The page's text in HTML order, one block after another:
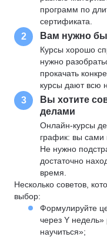
программ по
сертификата.
2 Вам нужно
Курсы хорошо
нужно
прокачать
курсы дают всю
3
Вы хотите
делами
Онлайн-курсы
график: вы сами
Не нужно
достаточно
время.
Несколько советов,
выбор:
Формулируйте
через Y
научиться»;